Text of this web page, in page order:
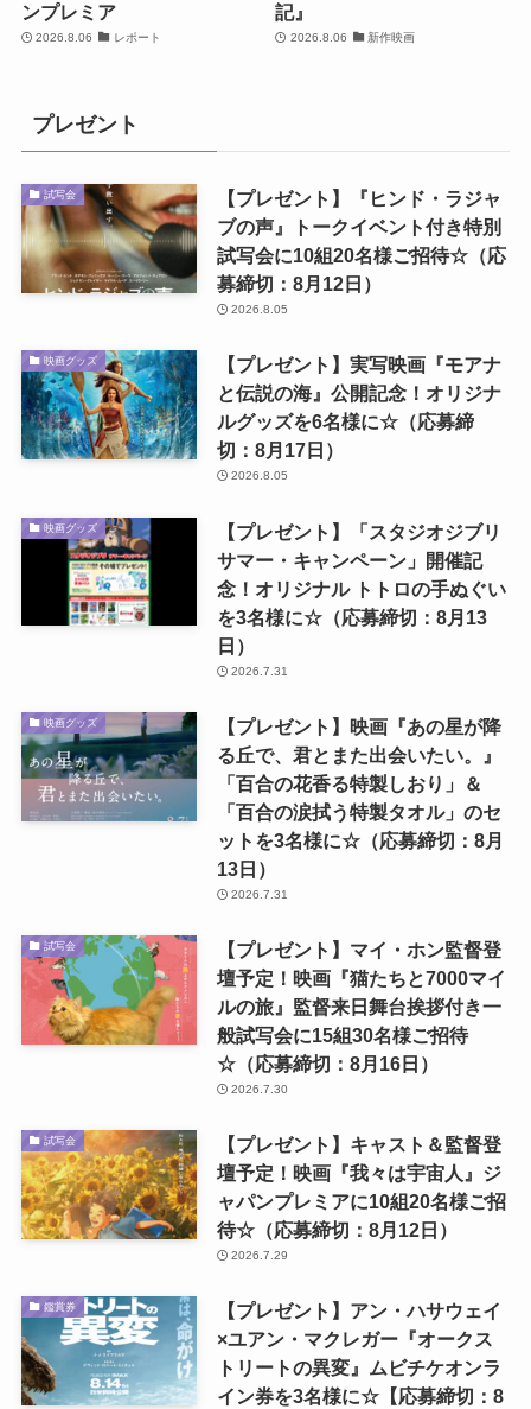
ンプレミア
2026.8.06 レポート
記』
2026.8.06 新作映画
プレゼント
試写会
【プレゼント】『ヒンド・ラジャ
ブの声』トークイベント付き特別
試写会に10組20名様ご招待☆（応
募締切：8月12日）
2026.8.05
映画グッズ
【プレゼント】実写映画『モアナ
と伝説の海』公開記念！オリジナ
ルグッズを6名様に☆（応募締
切：8月17日）
2026.8.05
映画グッズ
【プレゼント】「スタジオジブリ
サマー・キャンペーン」開催記
念！オリジナル トトロの手ぬぐい
を3名様に☆（応募締切：8月13
日）
2026.7.31
映画グッズ
【プレゼント】映画『あの星が降
る丘で、君とまた出会いたい。』
「百合の花香る特製しおり」＆
「百合の涙拭う特製タオル」のセ
ットを3名様に☆（応募締切：8月
13日）
2026.7.31
試写会
【プレゼント】マイ・ホン監督登
壇予定！映画『猫たちと7000マイ
ルの旅』監督来日舞台挨拶付き一
般試写会に15組30名様ご招待
☆（応募締切：8月16日）
2026.7.30
試写会
【プレゼント】キャスト＆監督登
壇予定！映画『我々は宇宙人』ジ
ャパンプレミアに10組20名様ご招
待☆（応募締切：8月12日）
2026.7.29
鑑賞券
【プレゼント】アン・ハサウェイ
×ユアン・マクレガー『オークス
トリートの異変』ムビチケオンラ
イン券を3名様に☆【応募締切：8